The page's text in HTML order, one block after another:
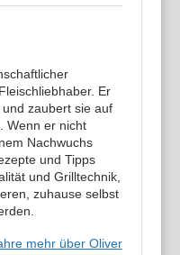
Er
zaubert sie auf
Wenn er nicht
Nachwuchs
und Tipps
und Grilltechnik,
zuhause selbst
mehr über Oliver